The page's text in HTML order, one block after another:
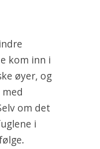
kom inn i
øyer, og
om det
i